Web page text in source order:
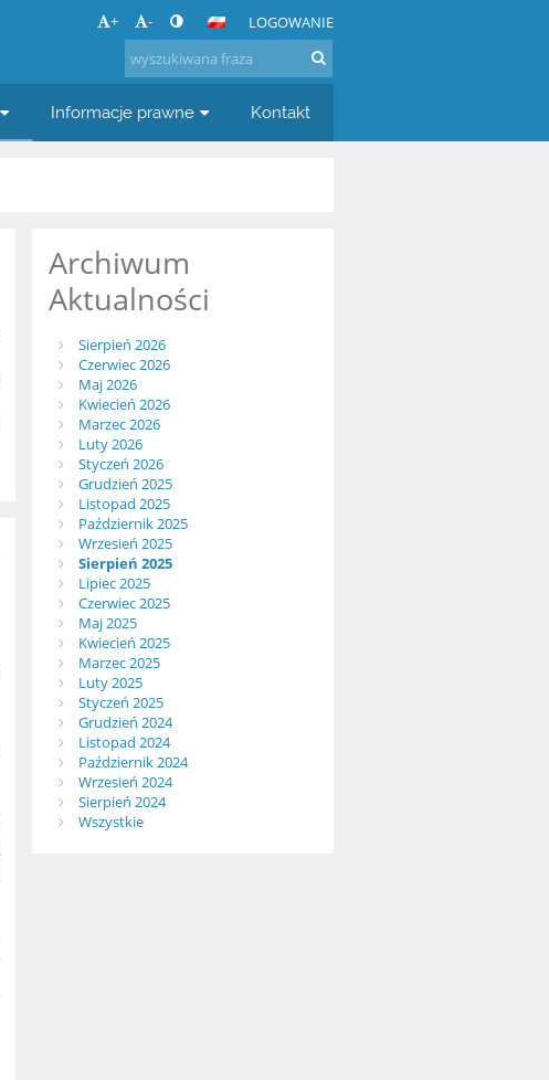
+ - LOGOWANIE
Informacje prawne Kontakt
Archiwum
Aktualności
Sierpień 2026
Czerwiec 2026
Maj 2026
Kwiecień 2026
Marzec 2026
Luty 2026
Styczeń 2026
Grudzień 2025
Listopad 2025
Październik 2025
Wrzesień 2025
Sierpień 2025
Lipiec 2025
Czerwiec 2025
Maj 2025
Kwiecień 2025
Marzec 2025
Luty 2025
Styczeń 2025
Grudzień 2024
Listopad 2024
Październik 2024
Wrzesień 2024
Sierpień 2024
Wszystkie